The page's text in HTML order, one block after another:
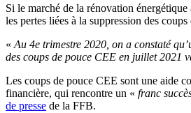
Si le marché de la rénovation
les pertes liées à la suppression des
« Au 4e trimestre 2020, on a constaté
des coups de pouce CEE en juillet 2021
Les coups de pouce CEE sont une aide
financière, qui rencontre un « franc
de presse de la FFB.